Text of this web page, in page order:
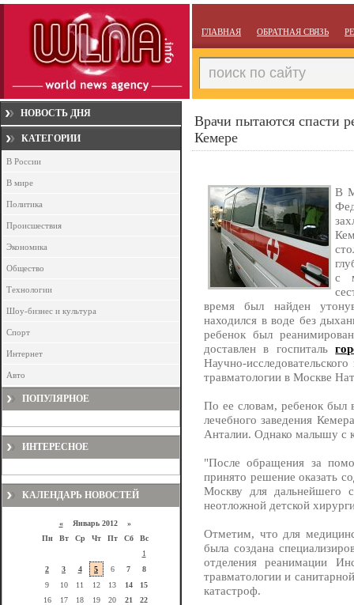
ГЛАВНАЯ ОБРАТНАЯ СВЯЗЬ
НОВОСТЬ ДНЯ
КАТЕГОРИИ
В России
В мире
Политика
Происшествия
Экономика
Общество
Технологии
Шоу-бизнес и культура
Спорт
Интернет
Авто
ПОПУЛЯРНОЕ
ИНТЕРЕСНОЕ
КАЛЕНДАРЬ НОВОСТЕЙ
«Январь 2012 »
Пн
Вт Ср Чт Пт Сб
Вс
1
2
3 4 5 6 7
8
9
10 11 12 13 14
15
16
17 18 19 20 21
22
Врачи пытаются спасти
Кемере
В
с
время был найден
находился в воде без
ребенок был
доставлен в госпиталь
Научно-
травматологии в Москве
По ее словам, ребенок был
лечебного заведения
Анталии. Однако малышу с
"После обращения за
принято решение оказать
Москву для дальнейшего
неотложной детской
Отметим, что для
была создана
отделения реанимации
травматологии и
катастроф.